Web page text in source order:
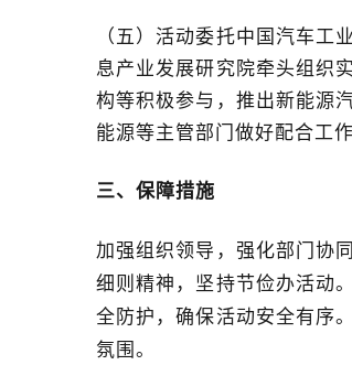
（五）活动委托中国汽车
息产业发展研究院牵头组织
构等积极参与，推出新能源
能源等主管部门做好配合工作
三、保障措施
加强组织领导，强化部门协
细则精神，坚持节俭办活动
全防护，确保活动安全有序
氛围。